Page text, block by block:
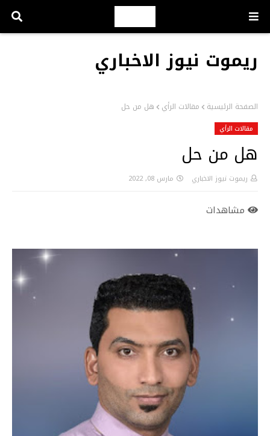
ريموت نيوز الاخباري
الصفحة الرئيسية مقالات الرأي هل من حل
مقالات الرأي
هل من حل
ريموت نيوز الاخباري مارس 08, 2022
مشاهدات